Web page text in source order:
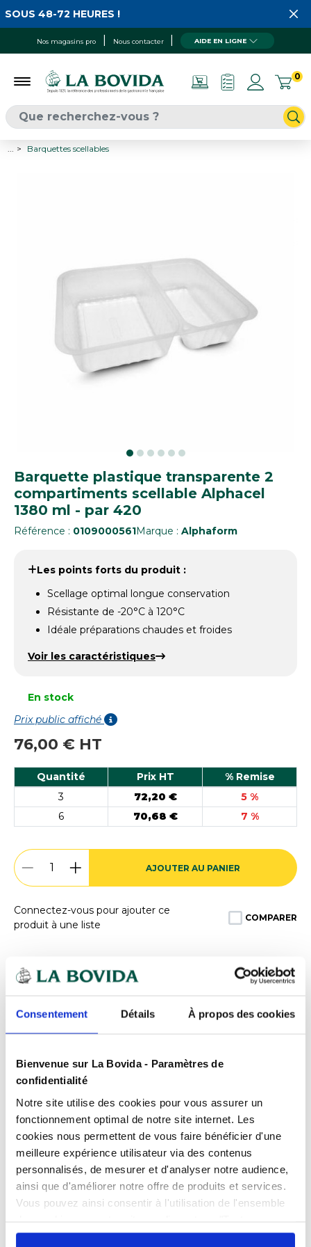
Consentement Détails À propos des cookies
Bienvenue sur La Bovida - Paramètres de
confidentialité
Notre site utilise des cookies pour vous assurer un
fonctionnement optimal de notre site internet. Les
cookies nous permettent de vous faire bénéficier d'une
meilleure expérience utilisateur via des contenus
personnalisés, de mesurer et d'analyser notre audience,
ainsi que d'améliorer notre offre de produits et services.
Vous pouvez ainsi consentir à l'utilisation de l'ensemble
autoriser". Cependant, si vous ne souhaitez autoriser que
Nos magasins pro Nous contacter AIDE EN LIGNE
0
48-72 HEURES !
Barquettes scellables
Barquette plastique transparente 2
compartiments scellable Alphacel
1380 ml - par 420
Référence : 0109000561Marque : Alphaform
Les points forts du produit :
Scellage optimal longue conservation
Résistante de -20°C à 120°C
Idéale préparations chaudes et froides
Voir les caractéristiques
En stock
Prix public affiché
76,00 € HT
Quantité Prix HT
% Remise
3
72,20 €
5 %
6
70,68 € 7 %
AJOUTER AU PANIER
Connectez-vous pour ajouter ce
produit à une liste
COMPARER
Expédition
rapide
Paiement
100% sécurisé
Présentation
Barquette plastique transparente
Alphacel scellable 2 compartiments
1380 ml pour la conservation
Optimisez laconservationet letransportde vos
préparations culinaires avec cettebarquette
scellable Alphacel 1380 ml. Conçue en
Caractéristiques
Compatibilité Congélateur, Micro-onde
Conditionnement Par 420
Contenance 1520 ml
Produits complémentaires